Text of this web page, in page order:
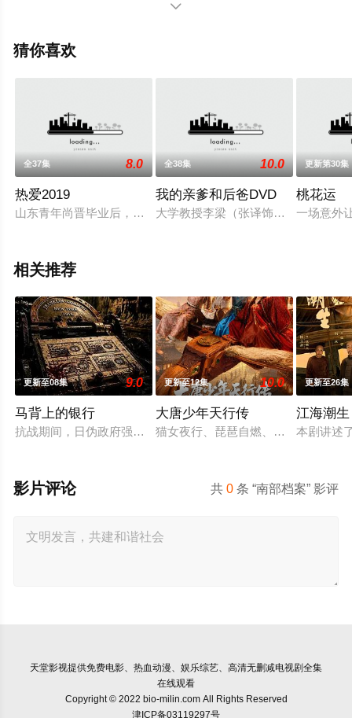
徐正溪,韩栋,季肖冰,徐振轩,程相,应灏铭,曲高位,寇振海,佟
高清未删减完整版电视剧全集就上天堂电影网，更多相关

猜你喜欢
全37集 8.0
热爱2019
山东青年尚晋毕业后，为了能和女友李貌“团聚”而选择留在北
全38集 10.0
我的亲爹和后爸DVD
大学教授李梁（张译饰）的新书签售
更新第30集
桃花运
一场意外
相关推荐
更新至08集 9.0
马背上的银行
抗战期间，日伪政府强行推广、使用由“中国准备银行”发行的
更新至12集 10.0
大唐少年天行传
猫女夜行、琵琶自燃、天王显圣、少
更新至26集
江海潮生
本剧讲述
共0 条 “南部档案” 影评
影片评论
天堂影视提供免费电影、热血动漫、娱乐综艺、高清无删减电视剧全集
在线观看
Copyright © 2022 bio-milin.com All Rights Reserved
津ICP备03119297号